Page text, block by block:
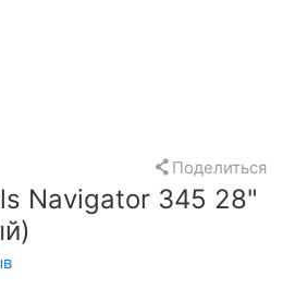
Поделиться
Navigator 345 28"